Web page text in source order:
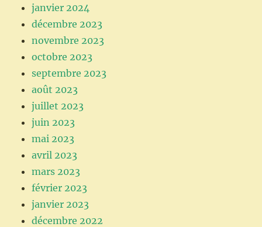
janvier 2024
décembre 2023
novembre 2023
octobre 2023
septembre 2023
août 2023
juillet 2023
juin 2023
mai 2023
avril 2023
mars 2023
février 2023
janvier 2023
décembre 2022